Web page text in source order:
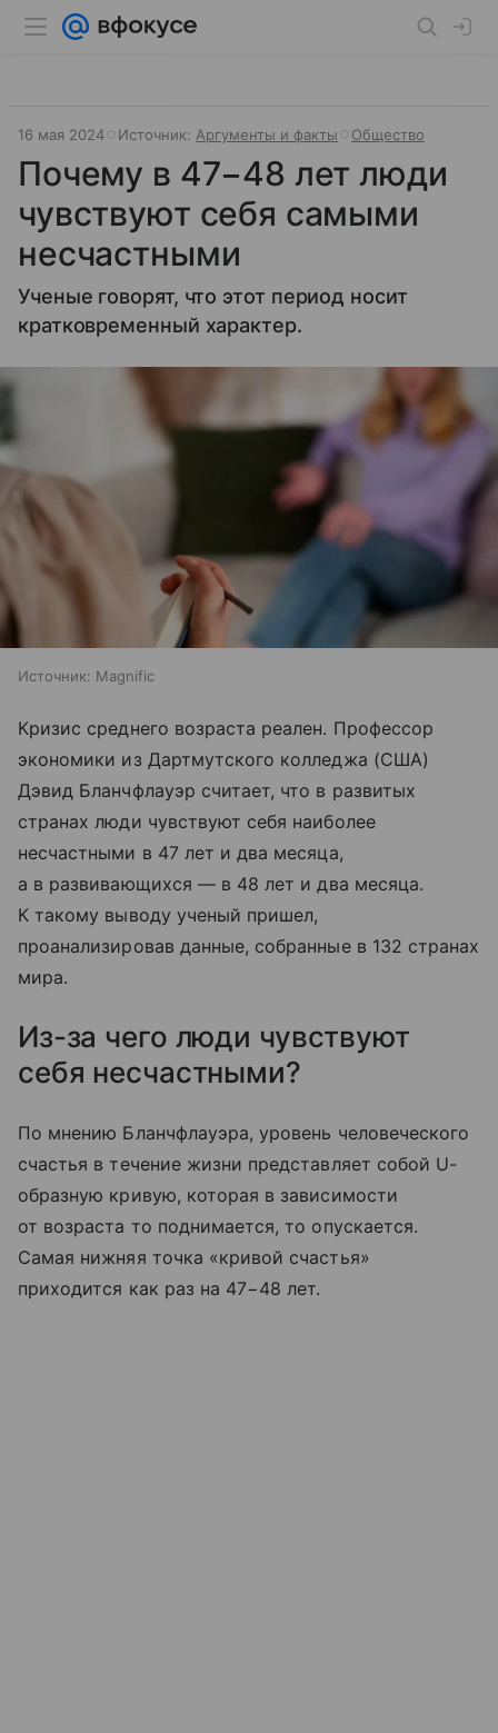
16 мая 2024 Источник: Аргументы и факты Общество
Почему в 47−48 лет люди
чувствуют себя самыми
несчастными
Ученые говорят, что этот период носит
кратковременный характер.
Источник: Magnific
Кризис среднего возраста реален. Профессор
экономики из Дартмутского колледжа (США)
Дэвид Бланчфлауэр считает, что в развитых
странах люди чувствуют себя наиболее
несчастными в 47 лет и два месяца,
а в развивающихся — в 48 лет и два месяца.
К такому выводу ученый пришел,
проанализировав данные, собранные в 132 странах
мира.
Из-за чего люди чувствуют
себя несчастными?
По мнению Бланчфлауэра, уровень человеческого
счастья в течение жизни представляет собой U-
образную кривую, которая в зависимости
от возраста то поднимается, то опускается.
Самая нижняя точка «кривой счастья»
приходится как раз на 47−48 лет.